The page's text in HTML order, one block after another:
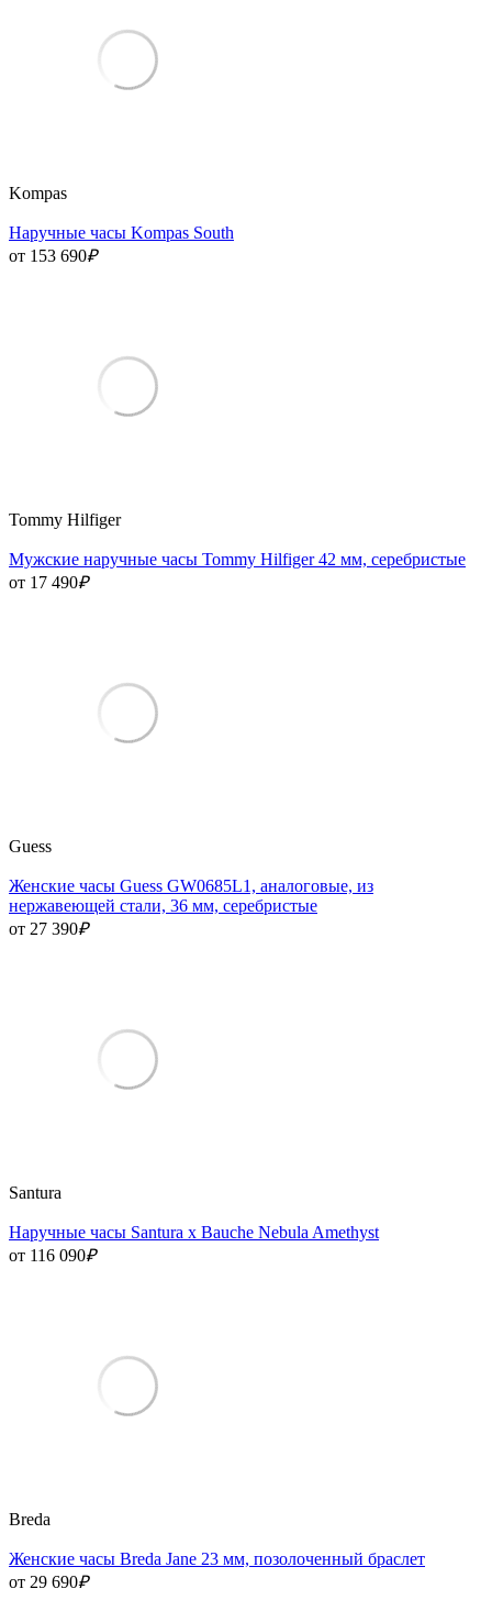
Kompas
Наручные часы Kompas South
от 153 690₽
Tommy Hilfiger
Мужские наручные часы Tommy Hilfiger 42 мм, серебристые
от 17 490₽
Guess
Женские часы Guess GW0685L1, аналоговые, из
нержавеющей стали, 36 мм, серебристые
от 27 390₽
Santura
Наручные часы Santura x Bauche Nebula Amethyst
от 116 090₽
Breda
Женские часы Breda Jane 23 мм, позолоченный браслет
от 29 690₽